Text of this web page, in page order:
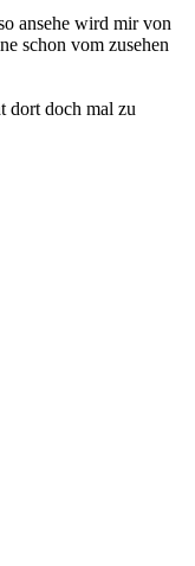
ansehe wird mir von
schon vom zusehen
dort doch mal zu